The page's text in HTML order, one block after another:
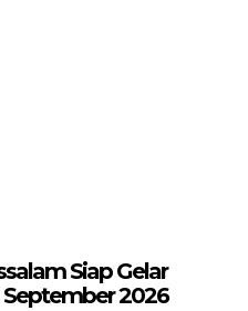
Siap Gelar
2026